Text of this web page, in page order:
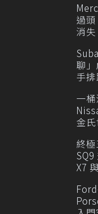
過
消失
聊
手排
一
金
終
X7